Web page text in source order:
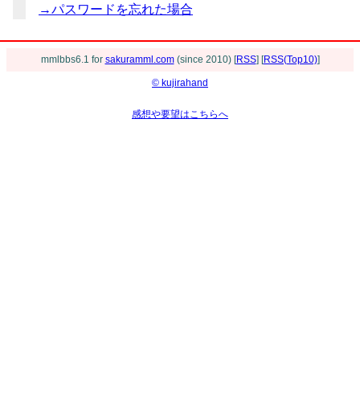
→パスワードを忘れた場合
mmlbbs6.1 for sakuramml.com(since 2010) [RSS] [RSS(Top10)]
© kujirahand
感想や要望はこちらへ